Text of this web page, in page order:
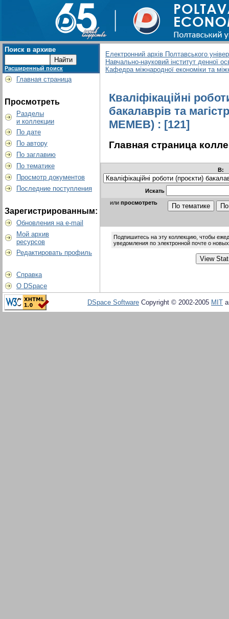
Поиск в архиве
Расширенный поиск
Главная страница
Просмотреть
Разделы
и коллекции
По дате
По автору
По заглавию
По тематике
Просмотр документов
Последние поступления
Зарегистрированным:
Обновления на e-mail
Мой архив
ресурсов
Редактировать профиль
Справка
О DSpace
Електронний архів Полтавського
Навчально-науковий інститут денної
Кафедра міжнародної економіки та
Кваліфікаційні
бакалаврів та
МЕМЕВ) : [121]
Главная страница
В:
Искать
или просмотреть
Подпишитесь на эту коллекцию, чтобы
уведомления по электронной почте о
DSpace Software Copyright © 2002-2005 MIT